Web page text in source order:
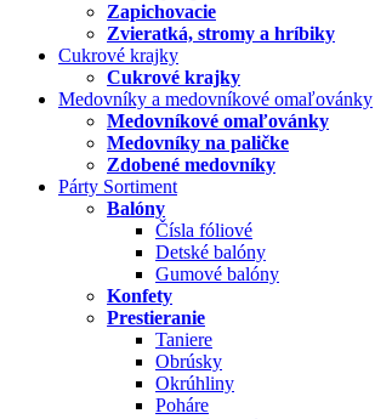
Zapichovacie
Zvieratká, stromy a hríbiky
Cukrové krajky
Cukrové krajky
Medovníky a medovníkové omaľovánky
Medovníkové omaľovánky
Medovníky na paličke
Zdobené medovníky
Párty Sortiment
Balóny
Čísla fóliové
Detské balóny
Gumové balóny
Konfety
Prestieranie
Taniere
Obrúsky
Okrúhliny
Poháre